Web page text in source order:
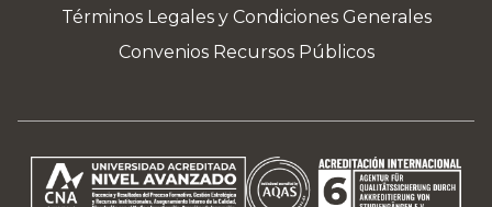
Términos Legales y Condiciones Generales
Convenios Recursos Públicos